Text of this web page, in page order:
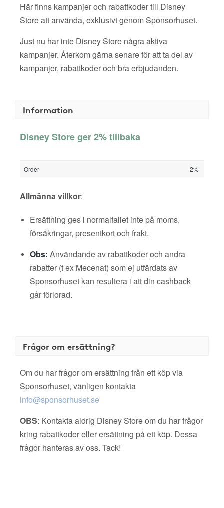
Här finns kampanjer och rabattkoder till Disney
Store att använda, exklusivt genom Sponsorhuset.
Just nu har inte Disney Store några aktiva
kampanjer. Återkom gärna senare för att ta del av
kampanjer, rabattkoder och bra erbjudanden.
Information
Disney Store ger 2% tillbaka
Order 2%
Allmänna villkor:
Ersättning ges i normalfallet inte på moms,
försäkringar, presentkort och frakt.
Obs: Användande av rabattkoder och andra
rabatter (t ex Mecenat) som ej utfärdats av
Sponsorhuset kan resultera i att din cashback
går förlorad.
Frågor om ersättning?
Om du har frågor om ersättning från ett köp via
Sponsorhuset, vänligen kontakta
info@sponsorhuset.se
OBS: Kontakta aldrig Disney Store om du har frågor
kring rabattkoder eller ersättning på ett köp. Dessa
frågor hanteras av oss. Tack!